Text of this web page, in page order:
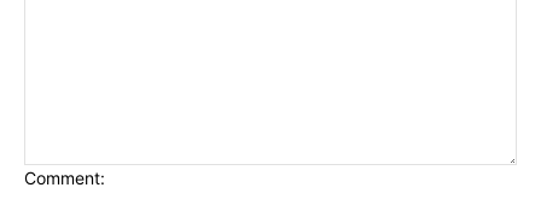
Comment: